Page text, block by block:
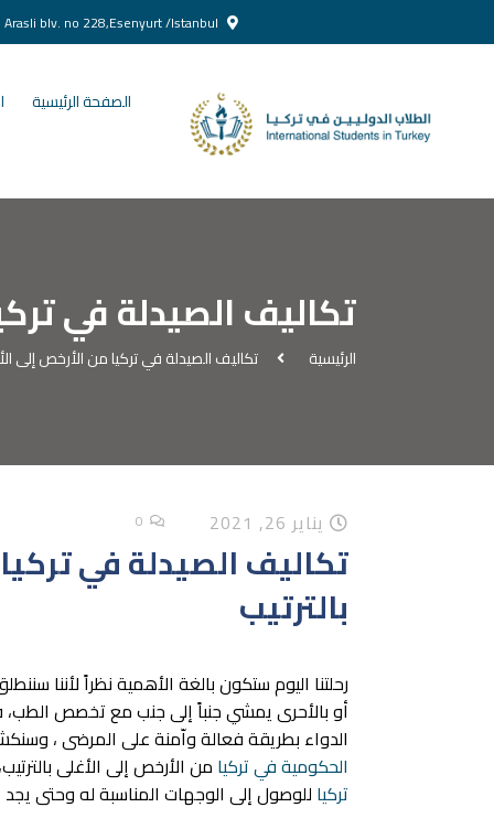
الصفحة الرئيسية
تكاليف الصيدلة في
الرئيسية تكاليف الصيدلة في تركيا من الأرخص إلى
يناير 26, 2021 0
تكاليف الصيدلة في
بالترتيب
رحلتنا اليوم ستكون بالغة الأهمية نظراً
أو بالأحرى يمشي جنباً إلى جنب مع تخصص
الدواء بطريقة فعالة واّمنة على المرضى ،
الحكومية في تركيا من الأرخص إلى الأغلى
تركيا للوصول إلى الوجهات المناسبة له وحتى يجد